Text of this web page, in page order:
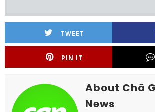
TWEET
PIN IT
About Chã
News